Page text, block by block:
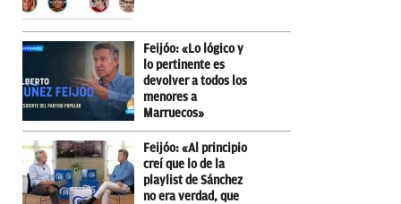
Feijóo: «Lo lógico y
lo pertinente es
devolver a todos los
menores a
Marruecos»
Feijóo: «Al principio
creí que lo de la
playlist de Sánchez
no era verdad, que